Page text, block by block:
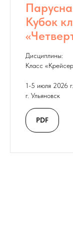
Кубок
Дисциплины:
Класс
1-5 июля 2026 г.
г. Ульяновск
PDF